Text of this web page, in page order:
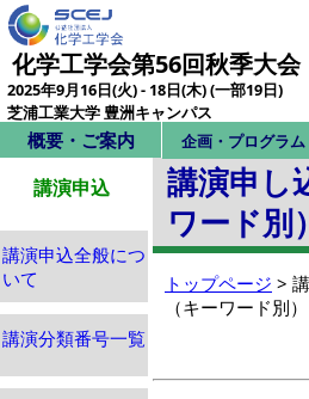
化学工学会第56回秋季大会
2025年9月16日(火) - 18日(木) (一部19日)
芝浦工業大学 豊洲キャンパス
概要・ご案内 企画・プログラム
講演申込
講演申込全般につ
いて
講演分類番号一覧
講演申し
ワード別）
トップページ >
（キーワード別）